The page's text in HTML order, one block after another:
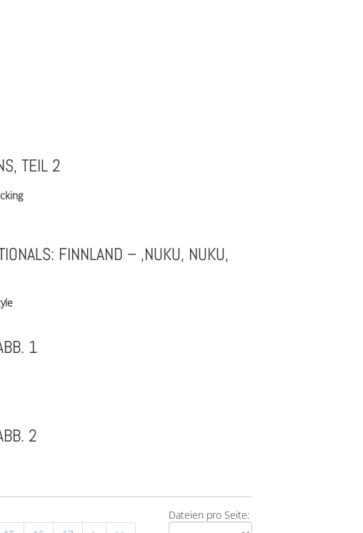
TEIL 2
FINNLAND – ‚NUKU, NUKU,
1
2
Dateien pro Seite: